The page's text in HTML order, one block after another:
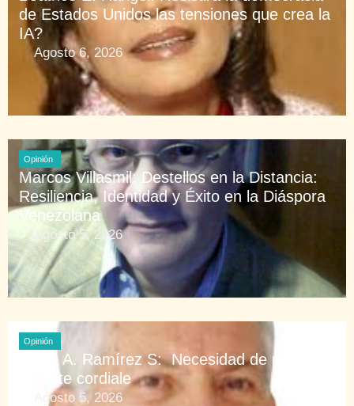
de Estados Unidos las tensiones que crea la
IA?
Agosto 6, 2026
Opinión
Marcos Villasmil: Destellos en la Distancia:
Resiliencia, Identidad y Éxito en la Diáspora
Venezolana
Agosto 5, 2026
Opinión
Eddie A. Ramírez S: Necesidad de una
entente cordiale
Agosto 5, 2026